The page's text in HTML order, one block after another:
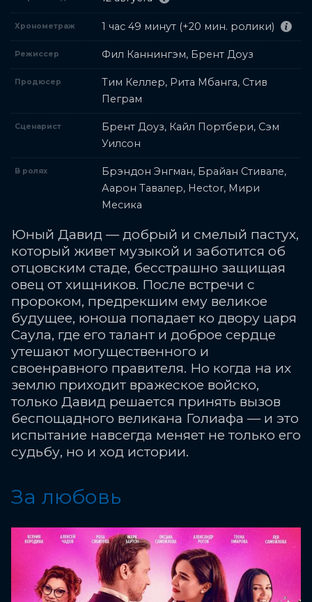
Хронометраж 1 час 49 минут (+20 мин. ролики)
Режиссер Фил Каннингэм, Брент Доуз
Продюсер
Тим Келлер, Рита Мбанга, Стив
Пеграм
Сценарист
Брент Доуз, Кайл Портбери, Сэм
Уилсон
В ролях
Брэндон Энгман, Брайан Стивале,
Аарон Тавалер, Hector, Мири
Месика
Юный Давид — добрый и смелый пастух,
который живет музыкой и заботится об
отцовским стаде, бесстрашно защищая
овец от хищников. После встречи с
пророком, предрекшим ему великое
будущее, юноша попадает ко двору царя
Саула, где его талант и доброе сердце
утешают могущественного и
своенравного правителя. Но когда на их
землю приходит вражеское войско,
только Давид решается принять вызов
беспощадного великана Голиафа — и это
испытание навсегда меняет не только его
судьбу, но и ход истории.
За любовь